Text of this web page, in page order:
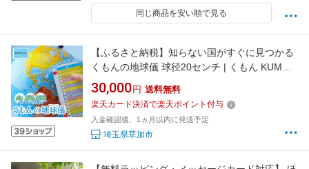
同じ商品を安い順で見る
【ふるさと納税】知らない国がすぐに見つかる
くもんの地球儀 球径20センチ | くもん KUMON
地球儀 トップメーカー 渡辺教具製作所 お祝い
ギフト インテリア クリスマス プレゼント 誕生
日 子ども 孫 インテリア おすすめ 人気 ブラン
ド お誕生日 子供 埼玉県 草加市
30,000 円 送料無料
楽天カード決済で楽天ポイント付与
入金確認後、1ヵ月以内に発送予定
埼玉県草加市